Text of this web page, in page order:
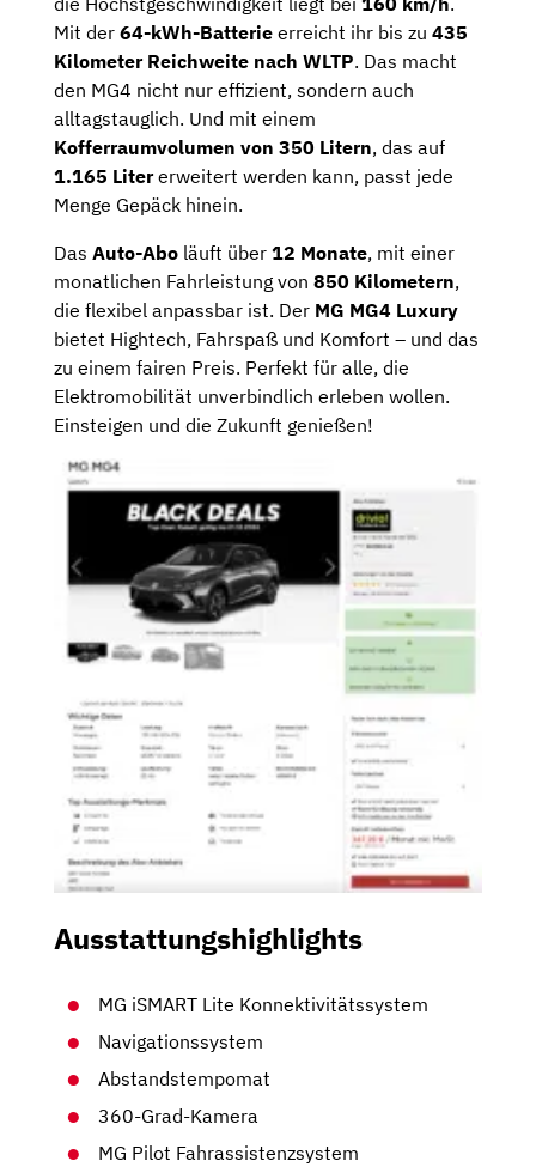
Mit der 64-kWh-Batterie erreicht ihr bis zu 435
Kilometer Reichweite nach WLTP. Das macht
den MG4 nicht nur effizient, sondern auch
alltagstauglich. Und mit einem
Kofferraumvolumen von 350 Litern, das auf
1.165 Litererweitert werden kann, passt jede
Menge Gepäck hinein.
Das Auto-Abo läuft über 12 Monate, mit einer
monatlichen Fahrleistung von 850 Kilometern,
die flexibel anpassbar ist. Der MG MG4 Luxury
bietet Hightech, Fahrspaß und Komfort – und das
zu einem fairen Preis. Perfekt für alle, die
Elektromobilität unverbindlich erleben wollen.
Einsteigen und die Zukunft genießen!
Ausstattungshighlights
MG iSMART Lite Konnektivitätssystem
Navigationssystem
Abstandstempomat
360-Grad-Kamera
MG Pilot Fahrassistenzsystem